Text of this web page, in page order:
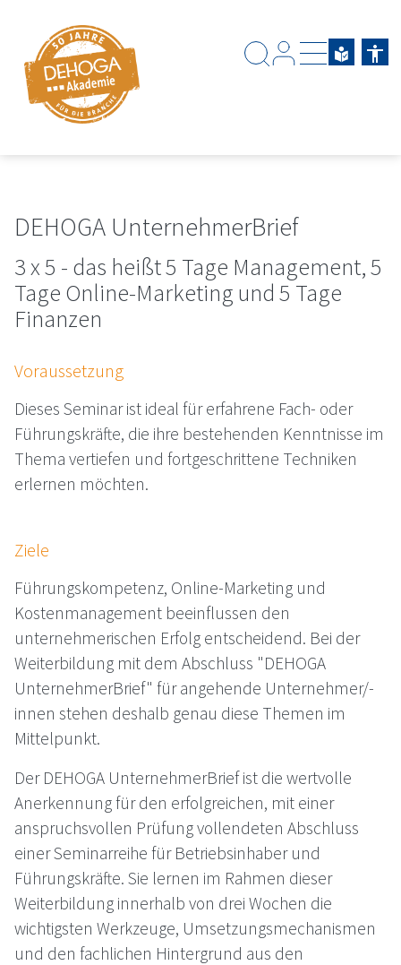
DEHOGA UnternehmerBrief
3 x 5 - das heißt 5 Tage Management, 5
Tage Online-Marketing und 5 Tage
Finanzen
Voraussetzung
Dieses Seminar ist ideal für erfahrene Fach- oder
Führungskräfte, die ihre bestehenden Kenntnisse im
Thema vertiefen und fortgeschrittene Techniken
erlernen möchten.
Ziele
Führungskompetenz, Online-Marketing und
Kostenmanagement beeinflussen den
unternehmerischen Erfolg entscheidend. Bei der
Weiterbildung mit dem Abschluss "DEHOGA
UnternehmerBrief" für angehende Unternehmer/-
innen stehen deshalb genau diese Themen im
Mittelpunkt.
Der DEHOGA UnternehmerBrief ist die wertvolle
Anerkennung für den erfolgreichen, mit einer
anspruchsvollen Prüfung vollendeten Abschluss
einer Seminarreihe für Betriebsinhaber und
Führungskräfte. Sie lernen im Rahmen dieser
Weiterbildung innerhalb von drei Wochen die
wichtigsten Werkzeuge, Umsetzungsmechanismen
und den fachlichen Hintergrund aus den